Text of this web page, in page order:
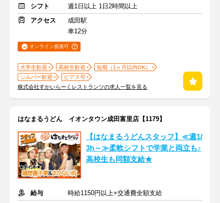
シフト
週1日以上 1日2時間以上
アクセス
成田駅
車12分
オンライン面接可
大学生歓迎 高校生歓迎
短期（1ヶ月以内OK）
シルバー歓迎
ピアス可
株式会社すかいらーくレストランツの求人一覧を見る
はなまるうどん イオンタウン成田富里店【1179】
【はなまるうどんスタッフ】≪週1/
3h～≫柔軟シフトで学業と両立も♪
高校生も同額支給★
給与
時給1150円以上+交通費全額支給